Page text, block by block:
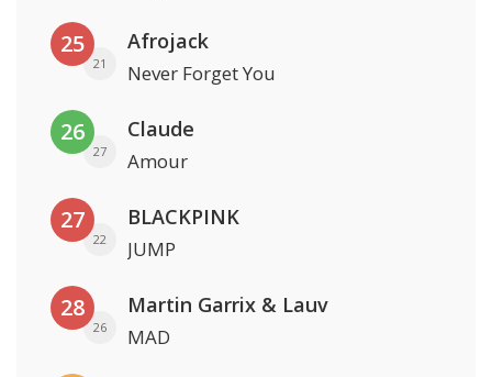
25
21
Afrojack
Never Forget You
26
27
Claude
Amour
27
22
BLACKPINK
JUMP
28
26
Martin Garrix & Lauv
MAD